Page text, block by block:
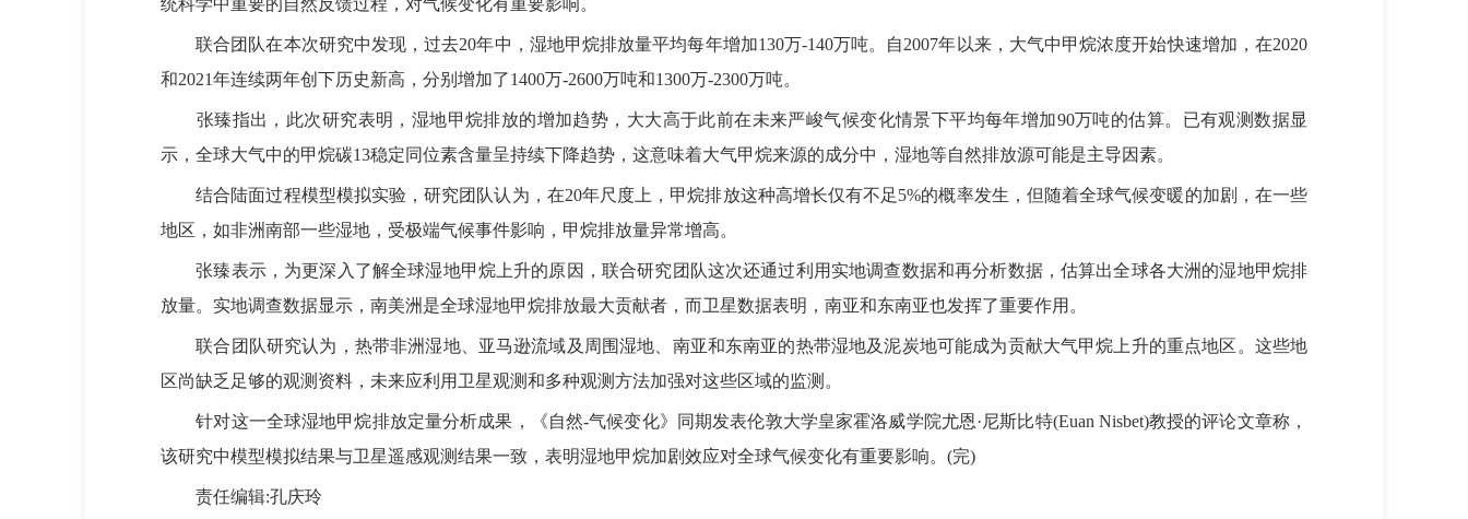
统科学中重要的自然反馈过程，对气候变化有重要影响。
联合团队在本次研究中发现，过去20年中，湿地甲烷排放量平均每年增加130万-140万吨。自2007年以来，大气中甲烷浓度开始快速增加，在2020
和2021年连续两年创下历史新高，分别增加了1400万-2600万吨和1300万-2300万吨。
张臻指出，此次研究表明，湿地甲烷排放的增加趋势，大大高于此前在未来严峻气候变化情景下平均每年增加90万吨的估算。已有观测数据显
示，全球大气中的甲烷碳13稳定同位素含量呈持续下降趋势，这意味着大气甲烷来源的成分中，湿地等自然排放源可能是主导因素。
结合陆面过程模型模拟实验，研究团队认为，在20年尺度上，甲烷排放这种高增长仅有不足5%的概率发生，但随着全球气候变暖的加剧，在一些
地区，如非洲南部一些湿地，受极端气候事件影响，甲烷排放量异常增高。
张臻表示，为更深入了解全球湿地甲烷上升的原因，联合研究团队这次还通过利用实地调查数据和再分析数据，估算出全球各大洲的湿地甲烷排
放量。实地调查数据显示，南美洲是全球湿地甲烷排放最大贡献者，而卫星数据表明，南亚和东南亚也发挥了重要作用。
联合团队研究认为，热带非洲湿地、亚马逊流域及周围湿地、南亚和东南亚的热带湿地及泥炭地可能成为贡献大气甲烷上升的重点地区。这些地
区尚缺乏足够的观测资料，未来应利用卫星观测和多种观测方法加强对这些区域的监测。
针对这一全球湿地甲烷排放定量分析成果，《自然-气候变化》同期发表伦敦大学皇家霍洛威学院尤恩·尼斯比特(Euan Nisbet)教授的评论文章称，
该研究中模型模拟结果与卫星遥感观测结果一致，表明湿地甲烷加剧效应对全球气候变化有重要影响。(完)
责任编辑:孔庆玲